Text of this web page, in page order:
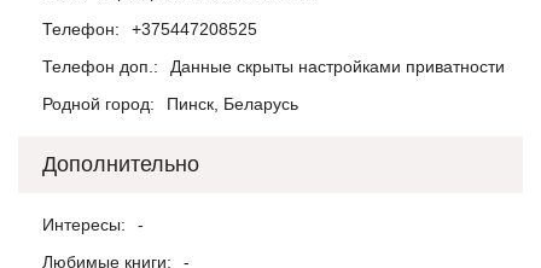
Телефон:
+375447208525
Телефон доп.:
Данные скрыты настройками приватности
Родной город:
Пинск, Беларусь
Дополнительно
Интересы:
-
Любимые книги:
-